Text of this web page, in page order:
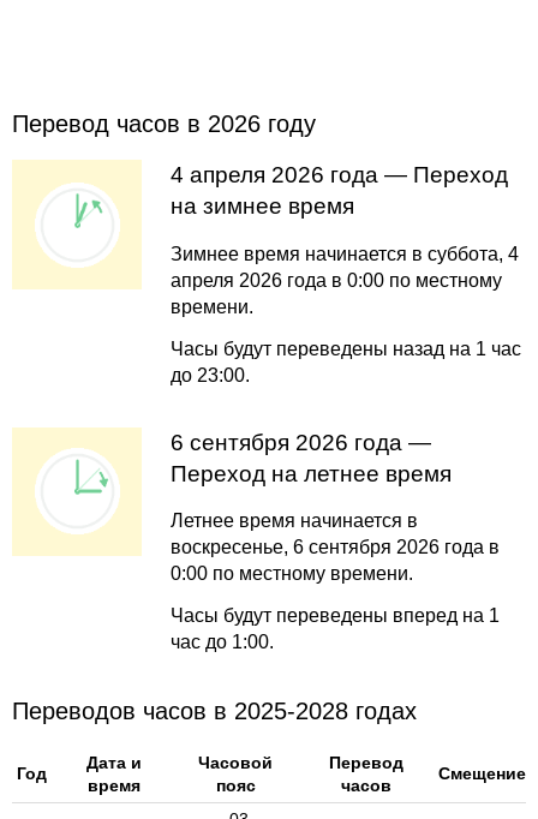
Перевод часов в 2026 году
4 апреля 2026 года — Переход
на зимнее время
Зимнее время начинается в суббота, 4
апреля 2026 года в 0:00 по местному
времени.
Часы будут переведены назад на 1 час
до 23:00.
6 сентября 2026 года —
Переход на летнее время
Летнее время начинается в
воскресенье, 6 сентября 2026 года в
0:00 по местному времени.
Часы будут переведены вперед на 1
час до 1:00.
Переводов часов в 2025-2028 годах
Год
Дата и
время
Часовой
пояс
Перевод
часов
Смещение